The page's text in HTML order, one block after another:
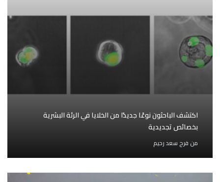
اكتشف الباحثون نوعًا جديدًا من الخلايا في الرئة البشرية
بخصائص تجديدية
من فرح سعد رحيم